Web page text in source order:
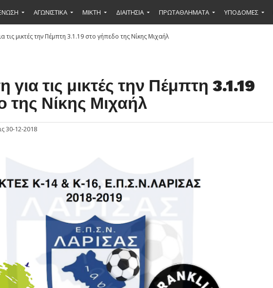
ΑΓΩΝΙΣΤΙΚΑ ΜΙΚΤΉ ΔΙΑΙΤΗΣΙΑ ΠΡΩΤΑΘΛΗΜΑΤΑ ΥΠΟΔΟΜΕΣ
τις μικτές την Πέμπτη 3.1.19 στο γήπεδο της Νίκης Μιχαήλ
τις μικτές την Πέμπτη 3.1.19
της Νίκης Μιχαήλ
30-12-2018